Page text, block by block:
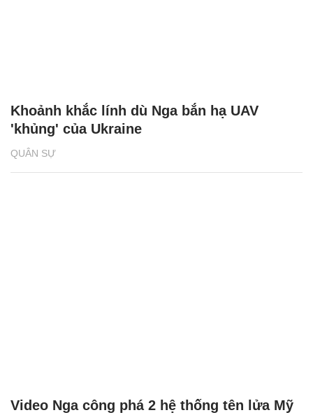
QUÂN SỰ
Khoảnh khắc lính dù Nga bắn hạ UAV
'khủng' của Ukraine
Video Nga công phá 2 hệ thống tên lửa Mỹ